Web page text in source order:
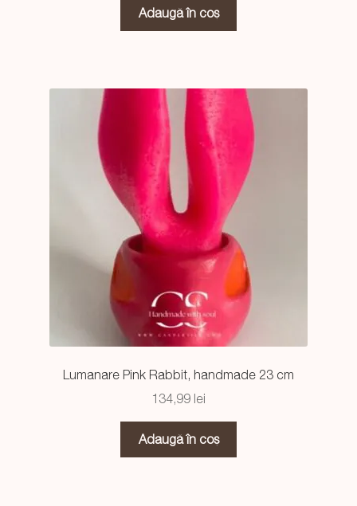
Adaugă în coș
Lumanare Pink Rabbit, handmade 23 cm
134,99 lei
Adaugă în coș